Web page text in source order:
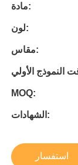
مادة:
لون:
مقاس:
MOQ:
الشهادات:
استفسار